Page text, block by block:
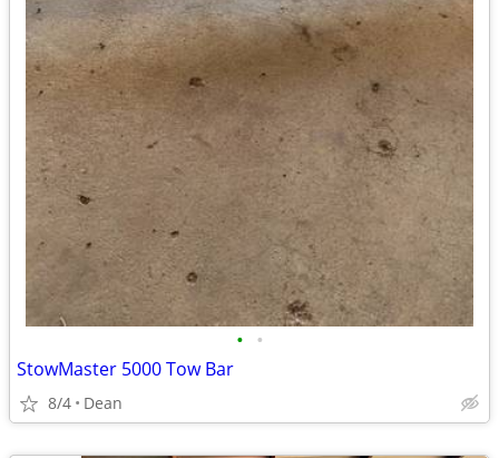
• •
StowMaster 5000 Tow Bar
8/4 Dean